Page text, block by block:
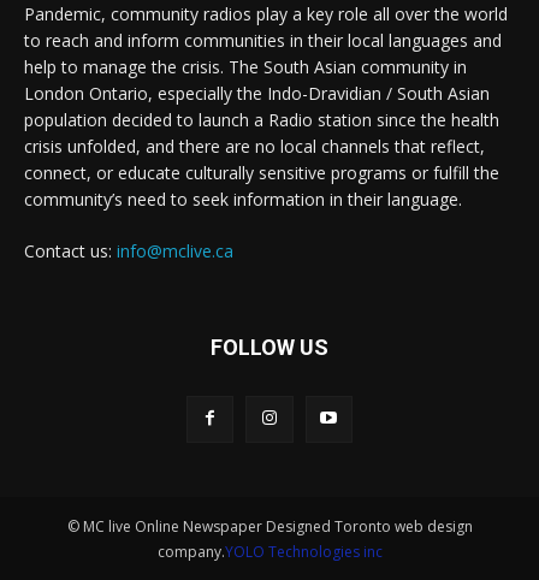
Pandemic, community radios play a key role all over the world
to reach and inform communities in their local languages and
help to manage the crisis. The South Asian community in
London Ontario, especially the Indo-Dravidian / South Asian
population decided to launch a Radio station since the health
crisis unfolded, and there are no local channels that reflect,
connect, or educate culturally sensitive programs or fulfill the
community’s need to seek information in their language.
Contact us: info@mclive.ca
FOLLOW US
© MC live Online Newspaper Designed Toronto web design
company.YOLO Technologies inc